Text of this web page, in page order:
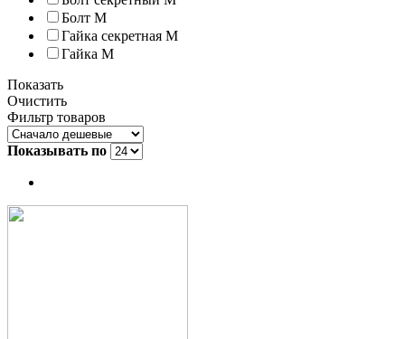
Болт М
Гайка секретная M
Гайка M
Показать
Очистить
Фильтр товаров
Показывать по